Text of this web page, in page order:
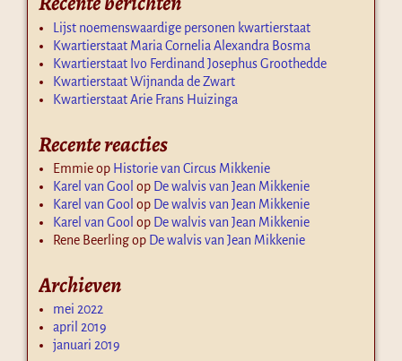
Lijst noemenswaardige personen kwartierstaat
Kwartierstaat Maria Cornelia Alexandra Bosma
Kwartierstaat Ivo Ferdinand Josephus Groothedde
Kwartierstaat Wijnanda de Zwart
Kwartierstaat Arie Frans Huizinga
Recente reacties
Emmieop Historie van Circus Mikkenie
Karel van Gool op De walvis van Jean Mikkenie
Karel van Gool op De walvis van Jean Mikkenie
Karel van Gool op De walvis van Jean Mikkenie
Rene Beerlingop De walvis van Jean Mikkenie
Archieven
mei 2022
april 2019
januari 2019